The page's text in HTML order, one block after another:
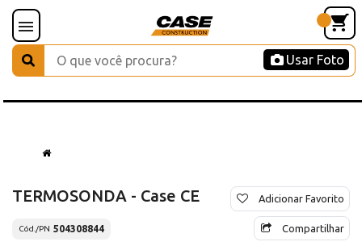
Usar Foto
TERMOSONDA - Case CE
Cód./PN 504308844
Adicionar Favorito
Compartilhar